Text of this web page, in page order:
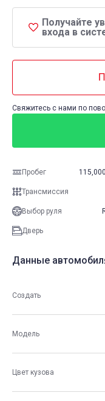
Получайте
входа в
Свяжитесь с нами по
Пробег
Трансмиссия
Выбор руля
Дверь
Данные
Создать
Модель
Цвет кузова